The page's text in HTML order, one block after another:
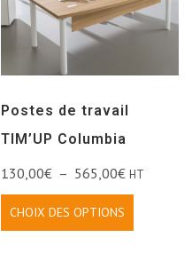
Postes de travail
TIM’UP Columbia
130,00€ – 565,00€ HT
CHOIX DES OPTIONS